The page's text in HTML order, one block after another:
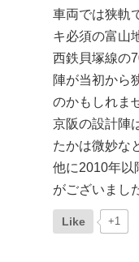
車両では狭軌
キ必須の富山
西鉄貝塚線の
陣が当初から
のかもしれま
京阪の設計陣
たかは微妙な
他に2010年以
がございまし
Like +1